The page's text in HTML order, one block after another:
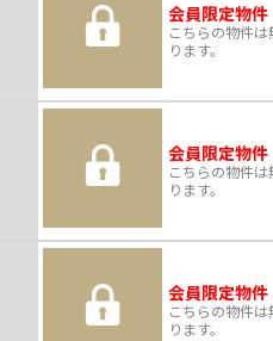
会員限定物件
こちらの物件
ります。
会員限定物件
こちらの物件
ります。
会員限定物件
こちらの物件
ります。